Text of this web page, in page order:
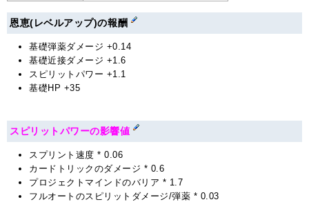
恩恵(レベルアップ)の報酬
基礎弾薬ダメージ +0.14
基礎近接ダメージ +1.6
スピリットパワー +1.1
基礎HP +35
スピリットパワーの影響値
スプリント速度 * 0.06
カードトリックのダメージ * 0.6
プロジェクトマインドのバリア * 1.7
フルオートのスピリットダメージ/弾薬 * 0.03